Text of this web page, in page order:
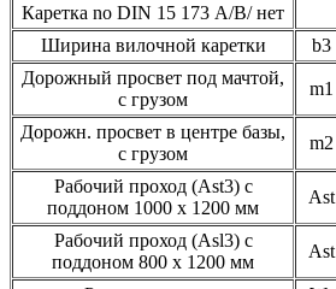
Каретка no DIN 15 173 А/B/ нет
Ширина вилочной каретки
b3
Дорожный просвет под мачтой,
с грузом
m1
Дорожн. просвет в центре базы,
с грузом
m2
Рабочий проход (Ast3) с
поддоном 1000 х 1200 мм
Ast
Рабочий проход (Asl3) с
поддоном 800 х 1200 мм
Ast